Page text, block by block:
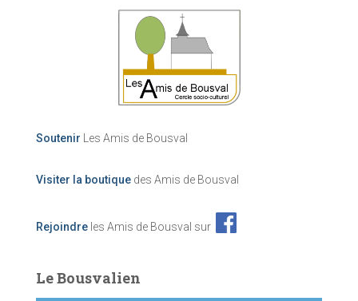
Soutenir Les Amis de Bousval
Visiter la boutique des Amis de Bousval
Rejoindre les Amis de Bousval sur
Le Bousvalien